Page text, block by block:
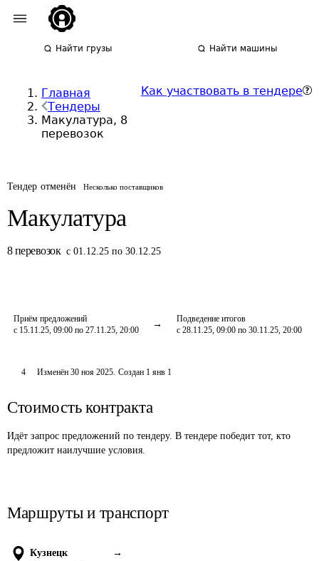
Найти грузы Найти машины
Главная
Тендеры
Макулатура, 8
перевозок
Как участвовать в тендере
Тендер отменён Несколько поставщиков
Макулатура
8 перевозок с 01.12.25 по 30.12.25
Приём предложений
с 15.11.25, 09:00 по 27.11.25, 20:00
Подведение итогов
с 28.11.25, 09:00 по 30.11.25, 20:00
4 Изменён 30 ноя 2025. Создан 1 янв 1
Стоимость контракта
Идёт запрос предложений по тендеру. В тендере победит тот, кто
предложит наилучшие условия.
Маршруты и транспорт
Кузнецк →